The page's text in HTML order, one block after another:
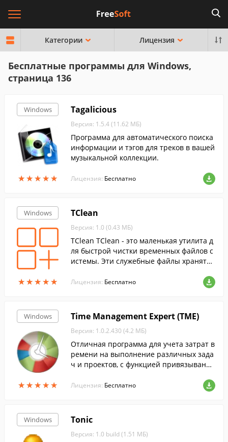
Категории Лицензия
Бесплатные программы для Windows,
страница 136
Windows
★★★★★
★★★★★
Tagalicious
Версия: 1.5.4 (11.62 МБ)
Программа для автоматического поиска
информации и тэгов для треков в вашей
музыкальной коллекции.
Лицензия: Бесплатно
Windows
★★★★★
★★★★★
TClean
Версия: 1.0 (0.43 МБ)
TClean TClean - это маленькая утилита д
ля быстрой чистки временных файлов с
истемы. Эти служебные файлы хранятся
ользуются приложениями для временно
Лицензия: Бесплатно
Windows
★★★★★
★★★★★
Time Management Expert (TME)
Версия: 1.0.2.430 (4.2 МБ)
Отличная программа для учета затрат в
ремени на выполнение различных зада
ч и проектов, с функцией привязывания
Лицензия: Бесплатно
Windows Tonic
Версия: 1.0 build (1.51 МБ)